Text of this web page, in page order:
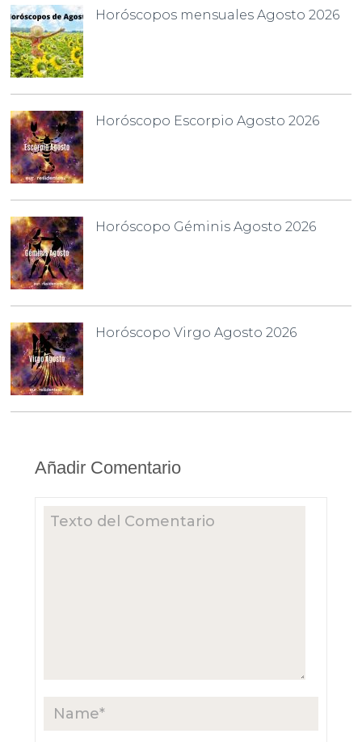
Horóscopos mensuales Agosto 2026
Horóscopo Escorpio Agosto 2026
Horóscopo Géminis Agosto 2026
Horóscopo Virgo Agosto 2026
Añadir Comentario